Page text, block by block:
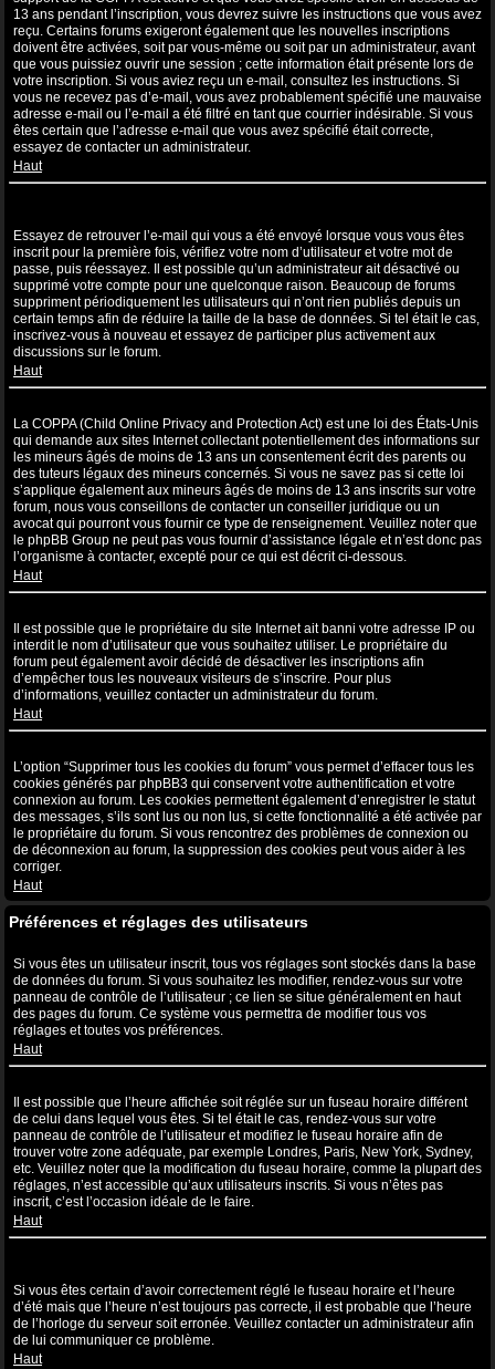
13 ans pendant l’inscription, vous devrez suivre les instructions que vous avez
reçu. Certains forums exigeront également que les nouvelles inscriptions
doivent être activées, soit par vous-même ou soit par un administrateur, avant
que vous puissiez ouvrir une session ; cette information était présente lors de
votre inscription. Si vous aviez reçu un e-mail, consultez les instructions. Si
vous ne recevez pas d’e-mail, vous avez probablement spécifié une mauvaise
adresse e-mail ou l’e-mail a été filtré en tant que courrier indésirable. Si vous
êtes certain que l’adresse e-mail que vous avez spécifié était correcte,
essayez de contacter un administrateur.
Haut
Essayez de retrouver l’e-mail qui vous a été envoyé lorsque vous vous êtes
inscrit pour la première fois, vérifiez votre nom d’utilisateur et votre mot de
passe, puis réessayez. Il est possible qu’un administrateur ait désactivé ou
supprimé votre compte pour une quelconque raison. Beaucoup de forums
suppriment périodiquement les utilisateurs qui n’ont rien publiés depuis un
certain temps afin de réduire la taille de la base de données. Si tel était le cas,
inscrivez-vous à nouveau et essayez de participer plus activement aux
discussions sur le forum.
Haut
La COPPA (Child Online Privacy and Protection Act) est une loi des États-Unis
qui demande aux sites Internet collectant potentiellement des informations sur
les mineurs âgés de moins de 13 ans un consentement écrit des parents ou
des tuteurs légaux des mineurs concernés. Si vous ne savez pas si cette loi
s’applique également aux mineurs âgés de moins de 13 ans inscrits sur votre
forum, nous vous conseillons de contacter un conseiller juridique ou un
avocat qui pourront vous fournir ce type de renseignement. Veuillez noter que
le phpBB Group ne peut pas vous fournir d’assistance légale et n’est donc pas
l’organisme à contacter, excepté pour ce qui est décrit ci-dessous.
Haut
Il est possible que le propriétaire du site Internet ait banni votre adresse IP ou
interdit le nom d’utilisateur que vous souhaitez utiliser. Le propriétaire du
forum peut également avoir décidé de désactiver les inscriptions afin
d’empêcher tous les nouveaux visiteurs de s’inscrire. Pour plus
d’informations, veuillez contacter un administrateur du forum.
Haut
L’option “Supprimer tous les cookies du forum” vous permet d’effacer tous les
cookies générés par phpBB3 qui conservent votre authentification et votre
connexion au forum. Les cookies permettent également d’enregistrer le statut
des messages, s’ils sont lus ou non lus, si cette fonctionnalité a été activée par
le propriétaire du forum. Si vous rencontrez des problèmes de connexion ou
de déconnexion au forum, la suppression des cookies peut vous aider à les
corriger.
Haut
Préférences et réglages des utilisateurs
Si vous êtes un utilisateur inscrit, tous vos réglages sont stockés dans la base
de données du forum. Si vous souhaitez les modifier, rendez-vous sur votre
panneau de contrôle de l’utilisateur ; ce lien se situe généralement en haut
des pages du forum. Ce système vous permettra de modifier tous vos
réglages et toutes vos préférences.
Haut
Il est possible que l’heure affichée soit réglée sur un fuseau horaire différent
de celui dans lequel vous êtes. Si tel était le cas, rendez-vous sur votre
panneau de contrôle de l’utilisateur et modifiez le fuseau horaire afin de
trouver votre zone adéquate, par exemple Londres, Paris, New York, Sydney,
etc. Veuillez noter que la modification du fuseau horaire, comme la plupart des
réglages, n’est accessible qu’aux utilisateurs inscrits. Si vous n’êtes pas
inscrit, c’est l’occasion idéale de le faire.
Haut
Si vous êtes certain d’avoir correctement réglé le fuseau horaire et l’heure
d’été mais que l’heure n’est toujours pas correcte, il est probable que l’heure
de l’horloge du serveur soit erronée. Veuillez contacter un administrateur afin
de lui communiquer ce problème.
Haut